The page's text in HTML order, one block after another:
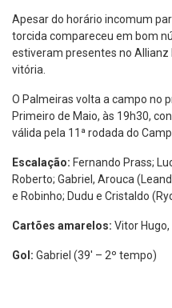
Apesar do horário incomum
torcida compareceu em bom
estiveram presentes no
vitória.
O Palmeiras volta a campo no
Primeiro de Maio, às 19h30,
válida pela 11ª rodada do
Escalação: Fernando Prass;
Roberto; Gabriel, Arouca
e Robinho; Dudu e Cristaldo
Cartões amarelos: Vitor
Gol: Gabriel (39' – 2º tempo)